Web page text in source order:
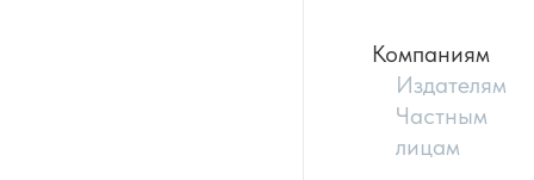
Компаниям
Издателям
Частным
лицам